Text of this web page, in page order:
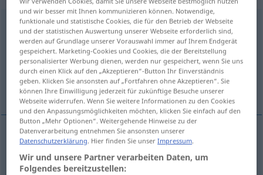
Unwissenheitf <Unwissenheit>
Übersicht aller Übersetzungen
(Für mehr Details die Übersetzung anklicken/antippen)
neznanje
neznanje Unwissenheit
und wir besser mit Ihnen kommunizieren können. Notwendige,
funktionale und statistische Cookies, die für den Betrieb der Webseite
und der statistischen Auswertung unserer Webseite erforderlich sind,
werden auf Grundlage unserer Vorauswahl immer auf Ihrem Endgerät
gespeichert. Marketing-Cookies und Cookies, die der Bereitstellung
personalisierter Werbung dienen, werden nur gespeichert, wenn Sie uns
durch einen Klick auf den „Akzeptieren“-Button Ihr Einverständnis
geben. Klicken Sie ansonsten auf „Fortfahren ohne Akzeptieren“. Sie
können Ihre Einwilligung jederzeit für zukünftige Besuche unserer
Webseite widerrufen. Wenn Sie weitere Informationen zu den Cookies
und den Anpassungsmöglichkeiten möchten, klicken Sie einfach auf den
Button „Mehr Optionen“. Weitergehende Hinweise zu der
Datenverarbeitung entnehmen Sie ansonsten unserer
Datenschutzerklärung. Hier finden Sie unserImpressum.
Wir und unsere Partner verarbeiten Daten, um
Folgendes bereitzustellen: